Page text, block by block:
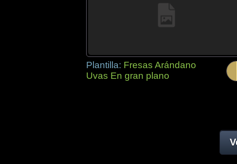
Plantilla: Fresas Arándano
Uvas En gran plano